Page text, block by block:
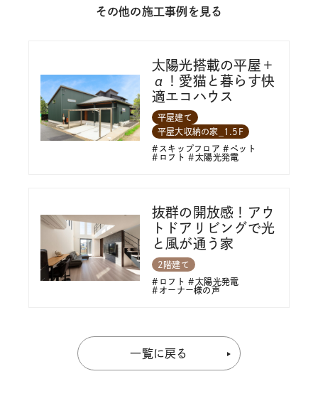
その他の施工事例を見る
太陽光搭載の平屋＋
α！愛猫と暮らす快
適エコハウス
平屋建て
平屋大収納の家_1.5F
スキップフロア
ペット
ロフト
太陽光発電
抜群の開放感！アウ
トドアリビングで光
と風が通う家
2階建て
ロフト
太陽光発電
オーナー様の声
一覧に戻る